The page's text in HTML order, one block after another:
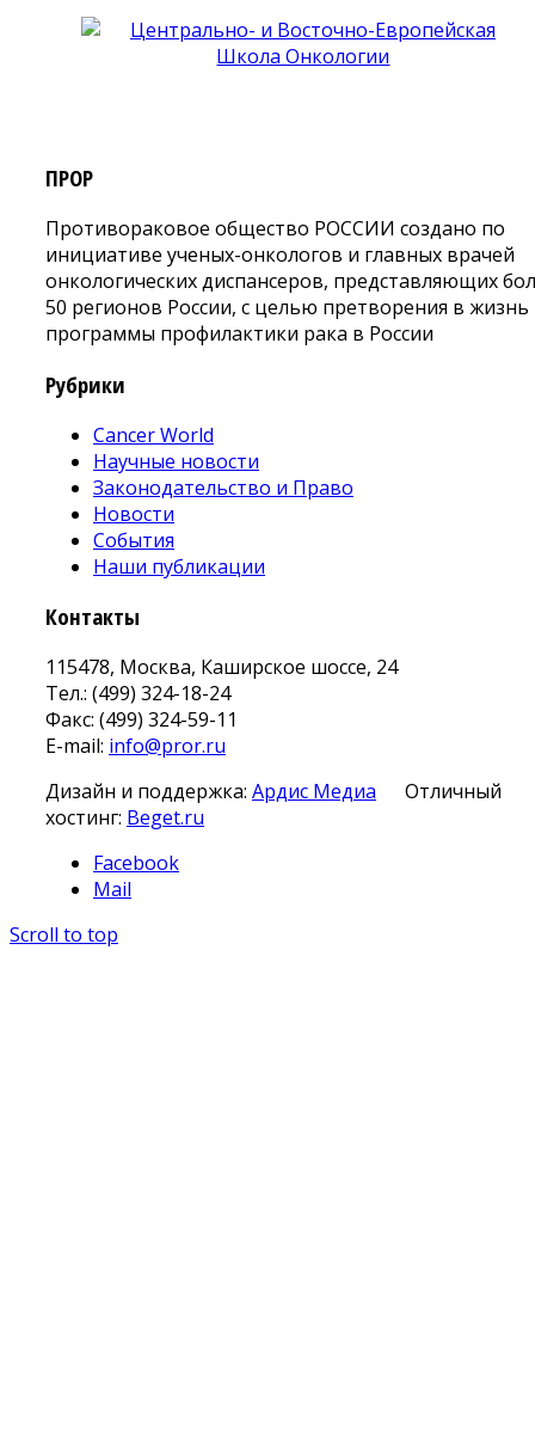
ПРОР
Противораковое общество РОССИИ создано по
инициативе ученых-онкологов и главных врачей
онкологических диспансеров, представляющих
50 регионов России, с целью претворения в жизнь
программы профилактики рака в России
Рубрики
Cancer World
Научные новости
Законодательство и Право
Новости
События
Наши публикации
Контакты
115478, Москва, Каширское шоссе, 24
Тел.: (499) 324-18-24
Факс: (499) 324-59-11
E-mail: info@pror.ru
Дизайн и поддержка: Ардис Медиа
Отличный
хостинг: Beget.ru
Facebook
Mail
Scroll to top